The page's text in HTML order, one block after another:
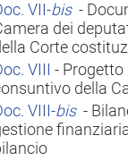
VII-bis -
dei
Corte
VIII
-
della
VIII-bis -